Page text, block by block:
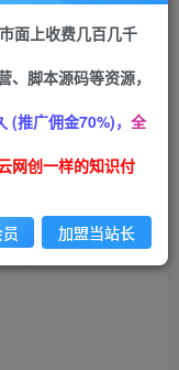
，可保存购买订单
手，日入800不是
面上收费几百几千
脚本源码等资源，
(推广佣金70%)， 全
网创一样的知识付
加盟当站长